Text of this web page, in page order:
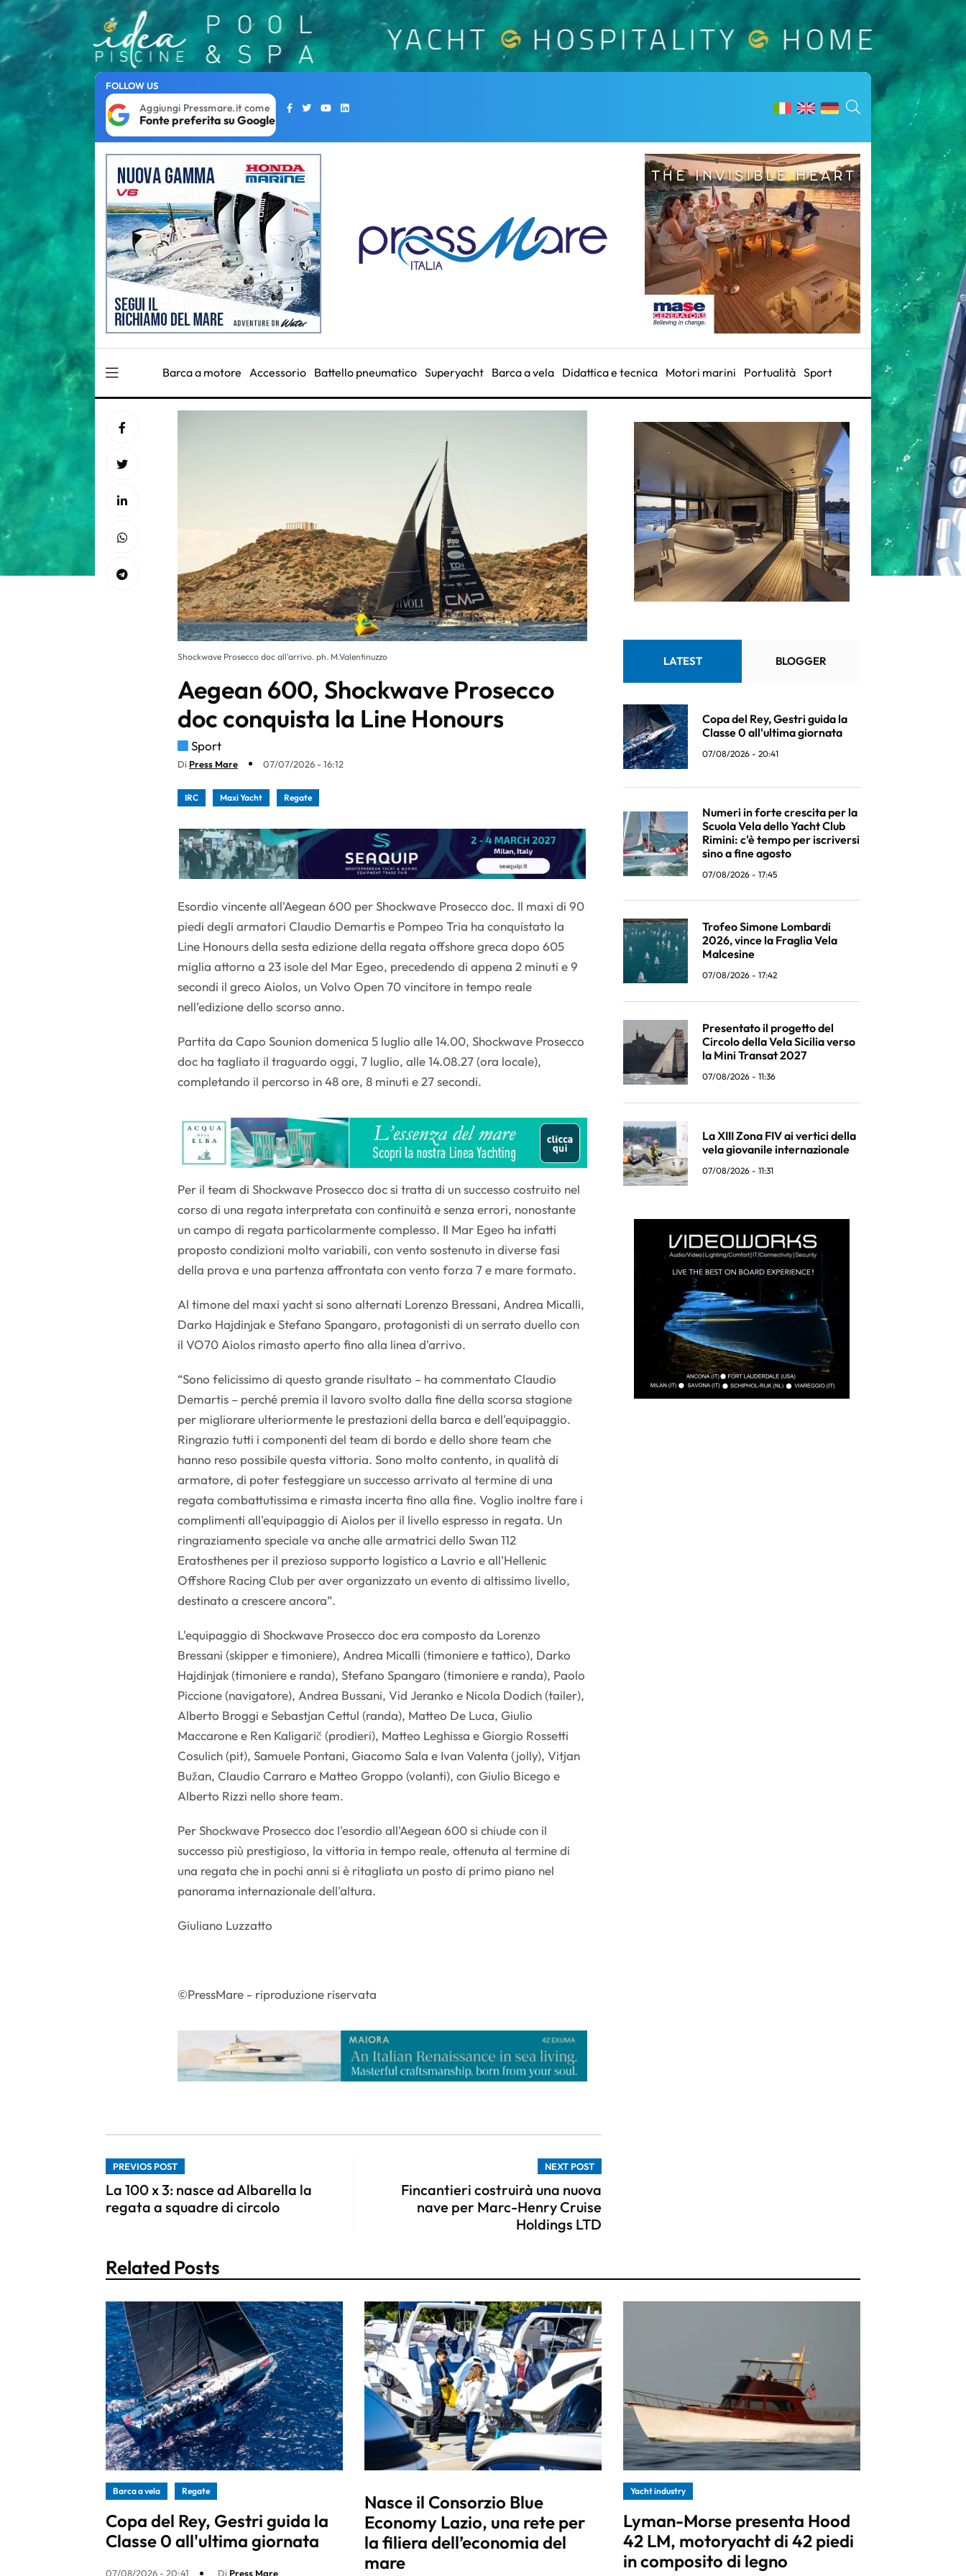
FOLLOW US
Aggiungi Pressmare.it come
Fonte preferita su Google
Barca a motore Accessorio Battello pneumatico Superyacht Barca a vela Didattica e tecnica Motori marini Portualità Sport
Shockwave Prosecco doc all'arrivo. ph. M.Valentinuzzo
Aegean 600, Shockwave Prosecco
doc conquista la Line Honours
Sport
Di Press Mare 07/07/2026 - 16:12
IRC Maxi Yacht Regate
Esordio vincente all'Aegean 600 per Shockwave Prosecco doc. Il maxi di 90
piedi degli armatori Claudio Demartis e Pompeo Tria ha conquistato la
Line Honours della sesta edizione della regata offshore greca dopo 605
miglia attorno a 23 isole del Mar Egeo, precedendo di appena 2 minuti e 9
secondi il greco Aiolos, un Volvo Open 70 vincitore in tempo reale
nell’edizione dello scorso anno.
Partita da Capo Sounion domenica 5 luglio alle 14.00, Shockwave Prosecco
doc ha tagliato il traguardo oggi, 7 luglio, alle 14.08.27 (ora locale),
completando il percorso in 48 ore, 8 minuti e 27 secondi.
Per il team di Shockwave Prosecco doc si tratta di un successo costruito nel
corso di una regata interpretata con continuità e senza errori, nonostante
un campo di regata particolarmente complesso. Il Mar Egeo ha infatti
proposto condizioni molto variabili, con vento sostenuto in diverse fasi
della prova e una partenza affrontata con vento forza 7 e mare formato.
Al timone del maxi yacht si sono alternati Lorenzo Bressani, Andrea Micalli,
Darko Hajdinjak e Stefano Spangaro, protagonisti di un serrato duello con
il VO70 Aiolos rimasto aperto fino alla linea d'arrivo.
“Sono felicissimo di questo grande risultato – ha commentato Claudio
Demartis – perché premia il lavoro svolto dalla fine della scorsa stagione
per migliorare ulteriormente le prestazioni della barca e dell'equipaggio.
Ringrazio tutti i componenti del team di bordo e dello shore team che
hanno reso possibile questa vittoria. Sono molto contento, in qualità di
armatore, di poter festeggiare un successo arrivato al termine di una
regata combattutissima e rimasta incerta fino alla fine. Voglio inoltre fare i
complimenti all'equipaggio di Aiolos per il livello espresso in regata. Un
ringraziamento speciale va anche alle armatrici dello Swan 112
Eratosthenes per il prezioso supporto logistico a Lavrio e all'Hellenic
Offshore Racing Club per aver organizzato un evento di altissimo livello,
destinato a crescere ancora”.
L'equipaggio di Shockwave Prosecco doc era composto da Lorenzo
Bressani (skipper e timoniere), Andrea Micalli (timoniere e tattico), Darko
Hajdinjak (timoniere e randa), Stefano Spangaro (timoniere e randa), Paolo
Piccione (navigatore), Andrea Bussani, Vid Jeranko e Nicola Dodich (tailer),
Alberto Broggi e Sebastjan Cettul (randa), Matteo De Luca, Giulio
Maccarone e Ren Kaligarič (prodieri), Matteo Leghissa e Giorgio Rossetti
Cosulich (pit), Samuele Pontani, Giacomo Sala e Ivan Valenta (jolly), Vitjan
Bužan, Claudio Carraro e Matteo Groppo (volanti), con Giulio Bicego e
Alberto Rizzi nello shore team.
Per Shockwave Prosecco doc l'esordio all'Aegean 600 si chiude con il
successo più prestigioso, la vittoria in tempo reale, ottenuta al termine di
una regata che in pochi anni si è ritagliata un posto di primo piano nel
panorama internazionale dell'altura.
Giuliano Luzzatto
©PressMare - riproduzione riservata
PREVIOS POST
La 100 x 3: nasce ad Albarella la
regata a squadre di circolo
NEXT POST
Fincantieri costruirà una nuova
nave per Marc-Henry Cruise
Holdings LTD
LATEST BLOGGER
Copa del Rey, Gestri guida la
Classe 0 all'ultima giornata
07/08/2026 - 20:41
Numeri in forte crescita per la
Scuola Vela dello Yacht Club
Rimini: c'è tempo per iscriversi
sino a fine agosto
07/08/2026 - 17:45
Trofeo Simone Lombardi
2026, vince la Fraglia Vela
Malcesine
07/08/2026 - 17:42
Presentato il progetto del
Circolo della Vela Sicilia verso
la Mini Transat 2027
07/08/2026 - 11:36
La XIII Zona FIV ai vertici della
vela giovanile internazionale
07/08/2026 - 11:31
Related Posts
Barca a vela Regate
Copa del Rey, Gestri guida la
Classe 0 all'ultima giornata
07/08/2026 - 20:41 Di Press Mare
Nasce il Consorzio Blue
Economy Lazio, una rete per
la filiera dell’economia del
mare
Yacht industry
Lyman-Morse presenta Hood
42 LM, motoryacht di 42 piedi
in composito di legno